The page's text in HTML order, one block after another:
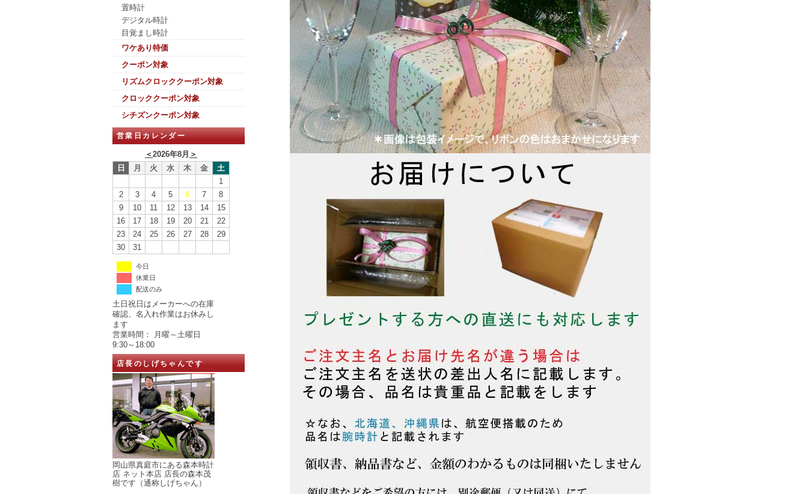
置時計
デジタル時計
目覚まし時計
ワケあり特価
クーポン対象
リズムクロッククーポン対象
クロッククーポン対象
シチズンクーポン対象
営業日カレンダー
＜2026年8月 ＞
日
月 火 水 木 金
土
1
2
3 4 5 6 7
8
9
10 11 12 13 14
15
16
17 18 19 20 21
22
23
24 25 26 27 28
29
30
31
今日
休業日
配送のみ
土日祝日はメーカーへの在庫
確認、名入れ作業はお休みし
ます
営業時間： 月曜～土曜日
9:30～18:00
店長のしげちゃんです
岡山県真庭市にある森本時計
店 ネット本店 店長の森本茂
樹です（通称しげちゃん）